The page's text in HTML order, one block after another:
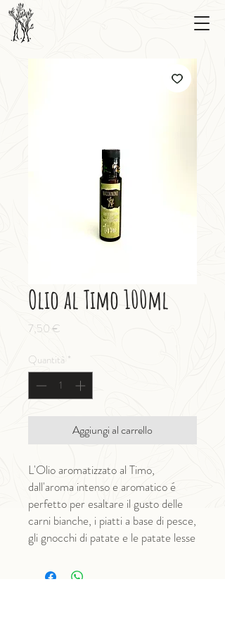
Olio al Timo 100ml
7,50 €
Quantità *
Aggiungi al carrello
L'Olio aromatizzato al Timo,
dall'aroma intenso e aromatico é
perfetto per esaltare il gusto delle
carni bianche, i piatti a base di pesce,
gli gnocchi di patate e le patate lesse